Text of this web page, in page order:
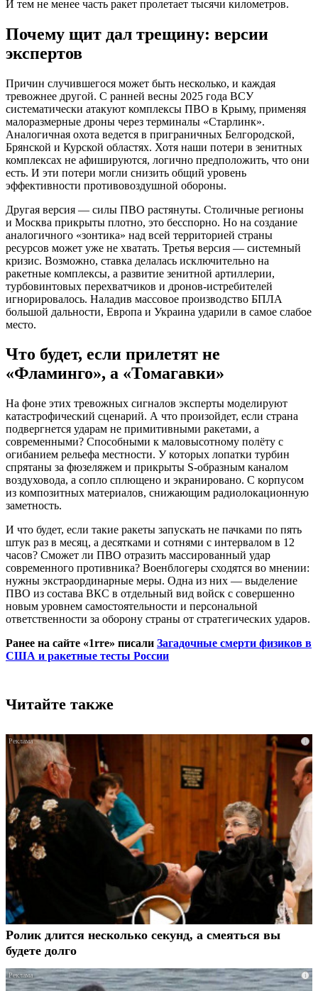
И тем не менее часть ракет пролетает тысячи километров.
Почему щит дал трещину: версии
экспертов
Причин случившегося может быть несколько, и каждая
тревожнее другой. С ранней весны 2025 года ВСУ
систематически атакуют комплексы ПВО в Крыму, применяя
малоразмерные дроны через терминалы «Старлинк».
Аналогичная охота ведется в приграничных Белгородской,
Брянской и Курской областях. Хотя наши потери в зенитных
комплексах не афишируются, логично предположить, что они
есть. И эти потери могли снизить общий уровень
эффективности противовоздушной обороны.
Другая версия — силы ПВО растянуты. Столичные регионы
и Москва прикрыты плотно, это бесспорно. Но на создание
аналогичного «зонтика» над всей территорией страны
ресурсов может уже не хватать. Третья версия — системный
кризис. Возможно, ставка делалась исключительно на
ракетные комплексы, а развитие зенитной артиллерии,
турбовинтовых перехватчиков и дронов-истребителей
игнорировалось. Наладив массовое производство БПЛА
большой дальности, Европа и Украина ударили в самое слабое
место.
Что будет, если прилетят не
«Фламинго», а «Томагавки»
На фоне этих тревожных сигналов эксперты моделируют
катастрофический сценарий. А что произойдет, если страна
подвергнется ударам не примитивными ракетами, а
современными? Способными к маловысотному полёту с
огибанием рельефа местности. У которых лопатки турбин
спрятаны за фюзеляжем и прикрыты S-образным каналом
воздуховода, а сопло сплющено и экранировано. С корпусом
из композитных материалов, снижающим радиолокационную
заметность.
И что будет, если такие ракеты запускать не пачками по пять
штук раз в месяц, а десятками и сотнями с интервалом в 12
часов? Сможет ли ПВО отразить массированный удар
современного противника? Военблогеры сходятся во мнении:
нужны экстраординарные меры. Одна из них — выделение
ПВО из состава ВКС в отдельный вид войск с совершенно
новым уровнем самостоятельности и персональной
ответственности за оборону страны от стратегических ударов.
Ранее на сайте «1rre» писали Загадочные смерти физиков в
США и ракетные тесты России
Читайте также
i
Ролик длится несколько секунд, а смеяться вы
будете долго
i